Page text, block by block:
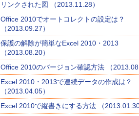
リンクされた図 （2013.11.28）
Office 2010でオートコレクトの設定は？
（2013.09.27）
保護の解除が簡単なExcel 2010・2013
（2013.08.20）
Office 2010のバージョン確認方法 （
Excel 2010・2013で連続データの作成は？
（2013.04.05）
Excel 2010で縦書きにする方法 （2013.01.30